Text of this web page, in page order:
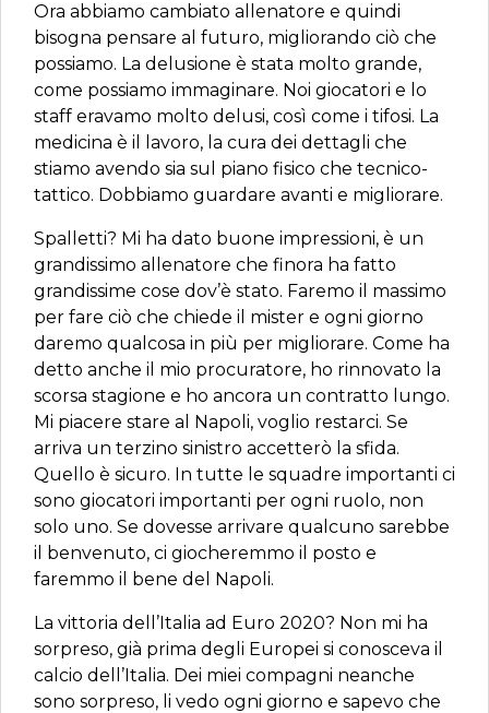
Ora abbiamo cambiato allenatore e quindi
bisogna pensare al futuro, migliorando ciò che
possiamo. La delusione è stata molto grande,
come possiamo immaginare. Noi giocatori e lo
staff eravamo molto delusi, così come i tifosi. La
medicina è il lavoro, la cura dei dettagli che
stiamo avendo sia sul piano fisico che tecnico-
tattico. Dobbiamo guardare avanti e migliorare.
Spalletti? Mi ha dato buone impressioni, è un
grandissimo allenatore che finora ha fatto
grandissime cose dov’è stato. Faremo il massimo
per fare ciò che chiede il mister e ogni giorno
daremo qualcosa in più per migliorare. Come ha
detto anche il mio procuratore, ho rinnovato la
scorsa stagione e ho ancora un contratto lungo.
Mi piacere stare al Napoli, voglio restarci. Se
arriva un terzino sinistro accetterò la sfida.
Quello è sicuro. In tutte le squadre importanti ci
sono giocatori importanti per ogni ruolo, non
solo uno. Se dovesse arrivare qualcuno sarebbe
il benvenuto, ci giocheremmo il posto e
faremmo il bene del Napoli.
La vittoria dell’Italia ad Euro 2020? Non mi ha
sorpreso, già prima degli Europei si conosceva il
calcio dell’Italia. Dei miei compagni neanche
sono sorpreso, li vedo ogni giorno e sapevo che